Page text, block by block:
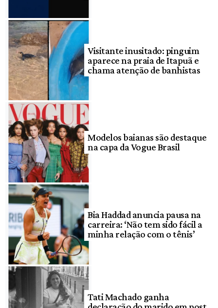
Visitante inusitado: pinguim
aparece na praia de Itapuã e
chama atenção de banhistas
Modelos baianas são destaque
na capa da Vogue Brasil
Bia Haddad anuncia pausa na
carreira: ‘Não tem sido fácil a
minha relação com o tênis’
Tati Machado ganha